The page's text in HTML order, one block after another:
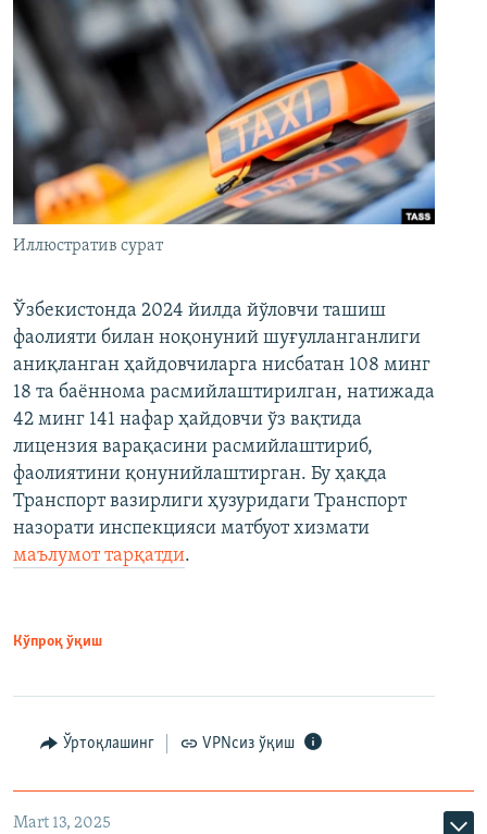
Иллюстратив сурат
Ўзбекистонда 2024 йилда йўловчи ташиш
фаолияти билан ноқонуний шуғулланганлиги
аниқланган ҳайдовчиларга нисбатан 108 минг
18 та баённома расмийлаштирилган, натижада
42 минг 141 нафар ҳайдовчи ўз вақтида
лицензия варақасини расмийлаштириб,
фаолиятини қонунийлаштирган. Бу ҳақда
Транспорт вазирлиги ҳузуридаги Транспорт
назорати инспекцияси матбуот хизмати
маълумот тарқатди.
Кўпроқ ўқиш
Ўртоқлашинг VPNсиз ўқиш
Mart 13, 2025